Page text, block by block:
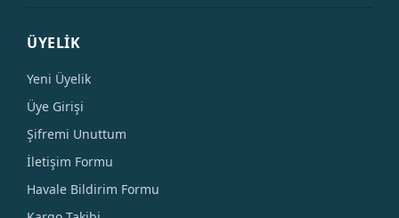
ÜYELİK
Yeni Üyelik
Üye Girişi
Şifremi Unuttum
İletişim Formu
Havale Bildirim Formu